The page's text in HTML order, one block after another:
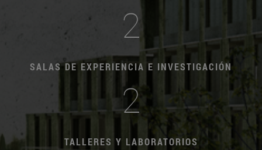
2
SALAS DE EXPERIENCIA E INVESTIGACIÓN
2
TALLERES Y LABORATORIOS